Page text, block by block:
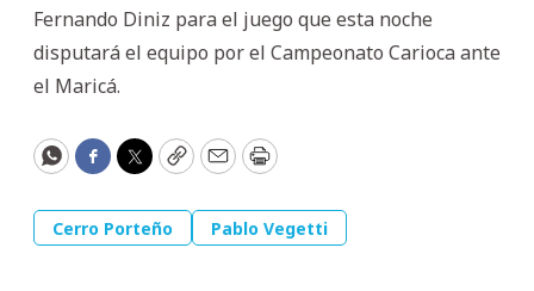
Fernando Diniz para el juego que esta noche
disputará el equipo por el Campeonato Carioca ante
el Maricá.
WhatsApp
Facebook
Twitter
CopyEmailPrint
Cerro Porteño Pablo Vegetti